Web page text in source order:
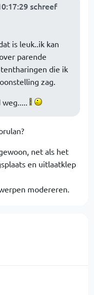
schreef
is leuk..ik kan
parende
die ik
zag.
net als het
en uitlaatklep
modereren.